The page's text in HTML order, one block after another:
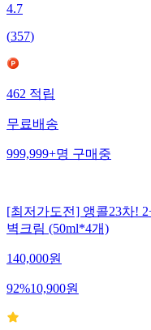
4.7
(357)
462적립
무료배송
999,999+명구매중
[최저가도전] 앵콜23차!
벽크림 (50ml*4개)
140,000원
92%10,900원